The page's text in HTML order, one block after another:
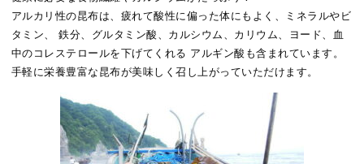
アルカリ性の昆布は、疲れて酸性に偏った体にもよく、ミネラルやビ
タミン、 鉄分、グルタミン酸、カルシウム、カリウム、ヨード、血
中のコレステロールを下げてくれる アルギン酸も含まれています。
手軽に栄養豊富な昆布が美味しく召し上がっていただけます。